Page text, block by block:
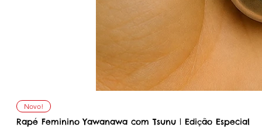
Novo!
Rapé Feminino Yawanawa com Tsunu | Edição Especial